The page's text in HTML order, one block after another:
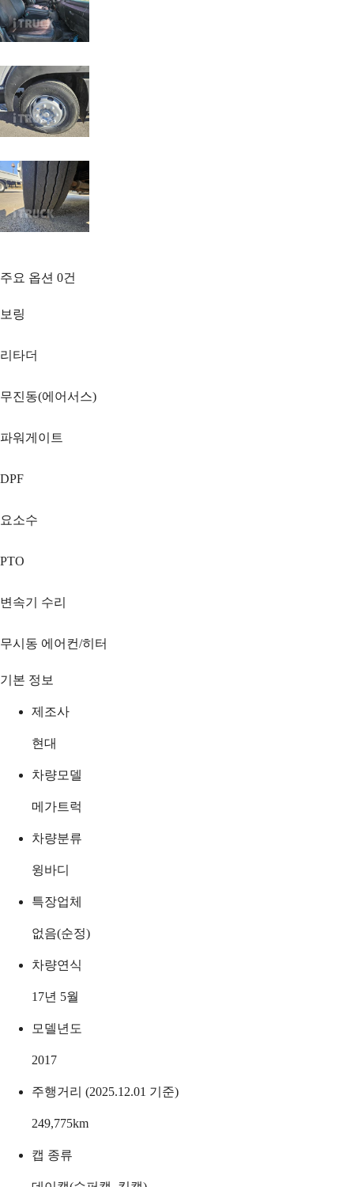
주요 옵션 0건
보링
리타더
무진동(에어서스)
파워게이트
DPF
요소수
PTO
변속기 수리
무시동 에어컨/히터
기본 정보
제조사
현대
차량모델
메가트럭
차량분류
윙바디
특장업체
없음(순정)
차량연식
17년 5월
모델년도
2017
주행거리 (2025.12.01 기준)
249,775km
캡 종류